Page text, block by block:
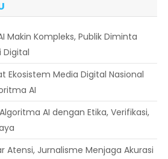
Makin Kompleks, Publik Diminta
Digital
Ekosistem Media Digital Nasional
AI
AI dengan Etika, Verifikasi,
Atensi, Jurnalisme Menjaga Akurasi